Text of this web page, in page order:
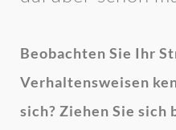
Beobachten Sie Ihr
Verhaltensweisen
sich? Ziehen Sie sich